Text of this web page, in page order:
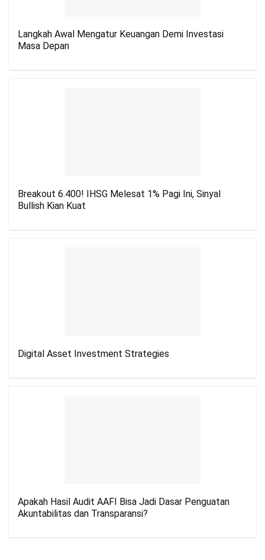
Langkah Awal Mengatur Keuangan Demi Investasi
Masa Depan
Breakout 6.400! IHSG Melesat 1% Pagi Ini, Sinyal
Bullish Kian Kuat
Digital Asset Investment Strategies
Apakah Hasil Audit AAFI Bisa Jadi Dasar Penguatan
Akuntabilitas dan Transparansi?